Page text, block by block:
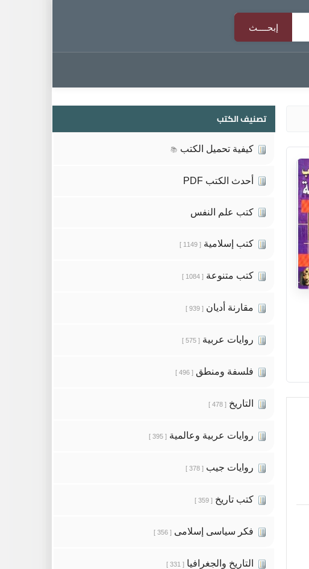
تصنيف الكتب
كيفية تحميل الكتب 📚
أحدث الكتب PDF
كتب علم النفس
كتب إسلامية [ 1149 ]
كتب متنوعة [ 1084 ]
مقارنة أديان [ 939 ]
روايات عربية [ 575 ]
فلسفة ومنطق [ 496 ]
التاريخ [ 478 ]
روايات عربية وعالمية [ 395 ]
روايات جيب [ 378 ]
كتب تاريخ [ 359 ]
فكر سياسى إسلامى [ 356 ]
التاريخ والجغرافيا [ 331 ]